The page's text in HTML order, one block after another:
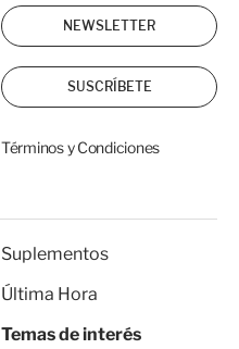
NEWSLETTER
SUSCRÍBETE
Términos y Condiciones
Suplementos
Última Hora
Temas de interés